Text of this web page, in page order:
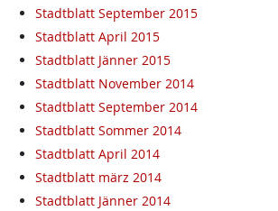
Stadtblatt September 2015
Stadtblatt April 2015
Stadtblatt Jänner 2015
Stadtblatt November 2014
Stadtblatt September 2014
Stadtblatt Sommer 2014
Stadtblatt April 2014
Stadtblatt märz 2014
Stadtblatt Jänner 2014